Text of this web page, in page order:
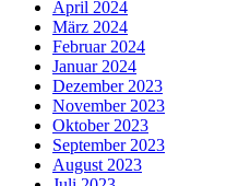
April 2024
März 2024
Februar 2024
Januar 2024
Dezember 2023
November 2023
Oktober 2023
September 2023
August 2023